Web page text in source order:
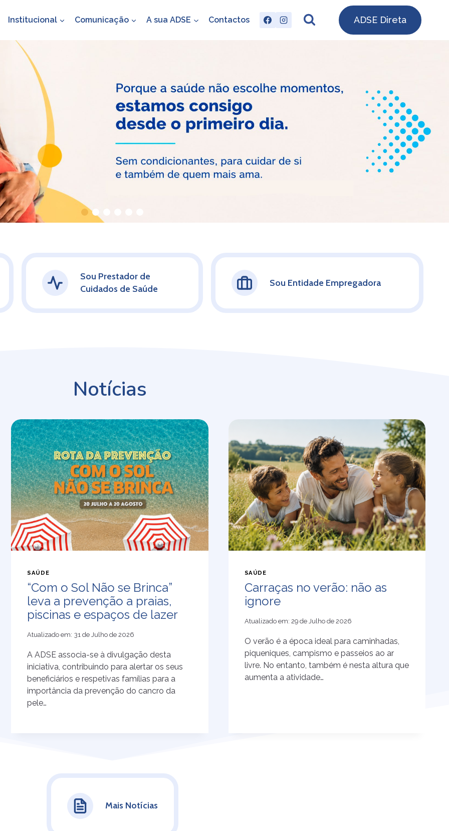
Institucional Comunicação A sua ADSE Contactos ADSE Direta
Sou Prestador de
Cuidados de Saúde
Sou Entidade Empregadora
Notícias
SAÚDE
“Com o Sol Não se Brinca”
leva a prevenção a praias,
piscinas e espaços de lazer
Atualizado em: 31 de Julho de 2026
A ADSE associa-se à divulgação desta
iniciativa, contribuindo para alertar os seus
beneficiários e respetivas famílias para a
importância da prevenção do cancro da
pele…
SAÚDE
Carraças no verão: não as
ignore
Atualizado em: 29 de Julho de 2026
O verão é a época ideal para caminhadas,
piqueniques, campismo e passeios ao ar
livre. No entanto, também é nesta altura que
aumenta a atividade…
Mais Notícias